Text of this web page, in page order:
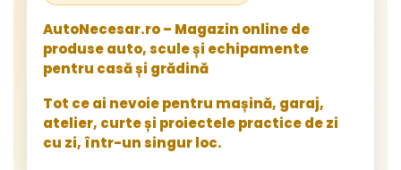
AutoNecesar.ro – Magazin online de
produse auto, scule și echipamente
pentru casă și grădină
Tot ce ai nevoie pentru mașină, garaj,
atelier, curte și proiectele practice de zi
cu zi, într-un singur loc.